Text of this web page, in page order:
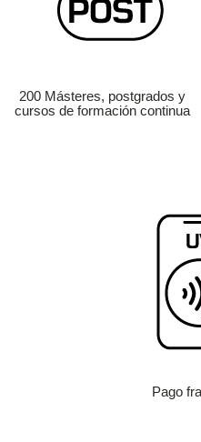
200 Másteres, postgrados y
cursos de formación continua
Pago